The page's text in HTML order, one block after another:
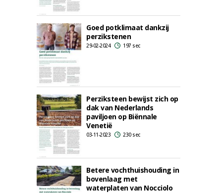
Goed potklimaat dankzij
perzikstenen
29-02-2024 197 sec
Perziksteen bewijst zich op
dak van Nederlands
paviljoen op Biënnale
Venetië
03-11-2023 230 sec
Betere vochthuishouding in
bovenlaag met
waterplaten van Nocciolo